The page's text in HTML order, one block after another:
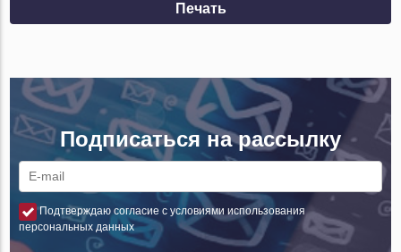
Печать
Подписаться на рассылку
Подтверждаю согласие с условиями использования
персональных данных